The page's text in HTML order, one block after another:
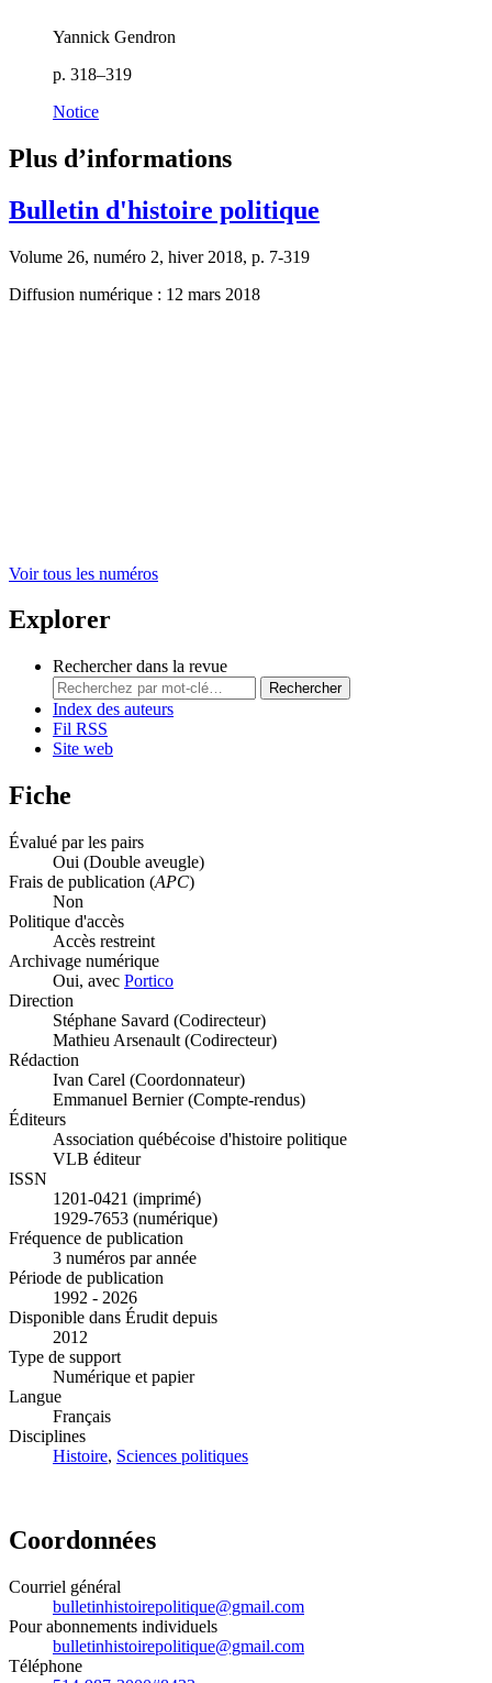
Yannick Gendron
p. 318–319
Notice
Plus d’informations
Bulletin d'histoire politique
Volume 26, numéro 2, hiver 2018, p. 7-319
Diffusion numérique : 12 mars 2018
Voir tous les numéros
Explorer
Rechercher dans la revue
Rechercher
Index des auteurs
Fil RSS
Site web
Fiche
Évalué par les pairs
Oui (Double aveugle)
Frais de publication (APC)
Non
Politique d'accès
Accès restreint
Archivage numérique
Oui, avec Portico
Direction
Stéphane Savard (Codirecteur)
Mathieu Arsenault (Codirecteur)
Rédaction
Ivan Carel (Coordonnateur)
Emmanuel Bernier (Compte-rendus)
Éditeurs
Association québécoise d'histoire politique
VLB éditeur
ISSN
1201-0421 (imprimé)
1929-7653 (numérique)
Fréquence de publication
3 numéros par année
Période de publication
1992 - 2026
Disponible dans Érudit depuis
2012
Type de support
Numérique et papier
Langue
Français
Disciplines
Histoire, Sciences politiques
Coordonnées
Courriel général
bulletinhistoirepolitique@gmail.com
Pour abonnements individuels
bulletinhistoirepolitique@gmail.com
Téléphone